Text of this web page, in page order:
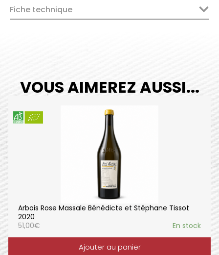
Fiche technique
VOUS AIMEREZ AUSSI...
Arbois Rose Massale Bénédicte et Stéphane Tissot
2020
51,00€ En stock
Ajouter au panier